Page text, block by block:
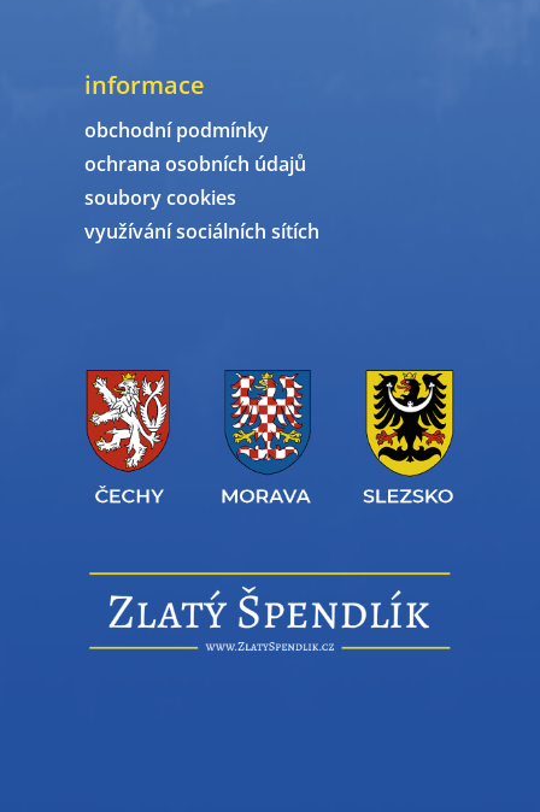
informace
obchodní podmínky
ochrana osobních údajů
soubory cookies
využívání sociálních sítích